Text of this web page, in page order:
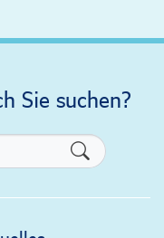
Sie suchen?